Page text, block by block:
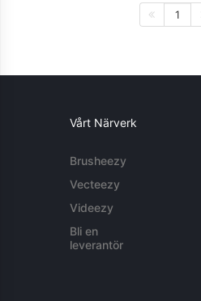
1
Vårt Närverk
Brusheezy
Vecteezy
Videezy
Bli en
leverantör